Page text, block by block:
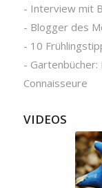
- Interview mit
- Blogger des
- 10
-
Connaisseure
VIDEOS